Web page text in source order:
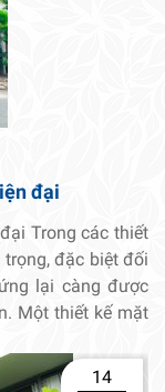
đại
Trong các thiết
đặc biệt đối
lại càng được
Một thiết kế mặt
14